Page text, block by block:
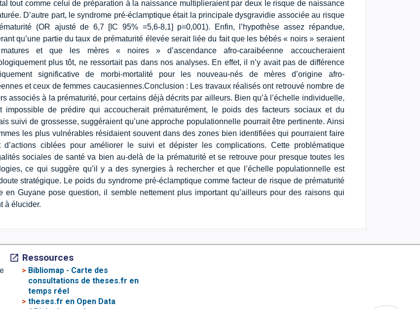
tout comme celui de préparation à la naissance multiplieraient par deux le risque de naissance
D’autre part, le syndrome pré-éclamptique était la principale dysgravidie associée au risque
(OR ajusté de 6,7 [IC 95% =5,6-8,1] p=0,001). Enfin, l’hypothèse assez répandue,
qu’une partie du taux de prématurité élevée serait liée du fait que les bébés « noirs » seraient
et que les mères « noires » d’ascendance afro-caraibéenne accoucheraient
plus tôt, ne ressortait pas dans nos analyses. En effet, il n’y avait pas de différence
significative de morbi-mortalité pour les nouveau-nés de mères d’origine afro-
et ceux de femmes caucasiennes.Conclusion : Les travaux réalisés ont retrouvé nombre de
associés à la prématurité, pour certains déjà décrits par ailleurs. Bien qu’à l’échelle individuelle,
impossible de prédire qui accoucherait prématurément, le poids des facteurs sociaux et du
suivi de grossesse, suggéraient qu’une approche populationnelle pourrait être pertinente. Ainsi
les plus vulnérables résidaient souvent dans des zones bien identifiées qui pourraient faire
d’actions ciblées pour améliorer le suivi et dépister les complications. Cette problématique
sociales de santé va bien au-delà de la prématurité et se retrouve pour presque toutes les
ce qui suggère qu’il y a des synergies à rechercher et que l’échelle populationnelle est
stratégique. Le poids du syndrome pré-éclamptique comme facteur de risque de prématurité
en Guyane pose question, il semble nettement plus important qu’ailleurs pour des raisons qui
à élucider.
Ressources
> Bibliomap - Carte des
consultations de theses.fr en
temps réel
> theses.fr en Open Data